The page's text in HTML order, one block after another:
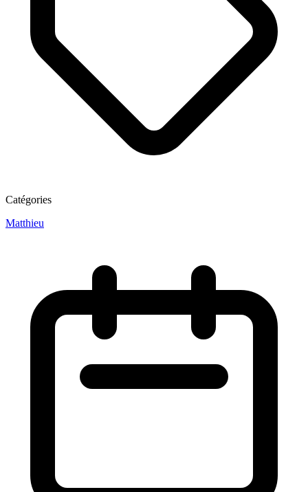
Catégories
Matthieu